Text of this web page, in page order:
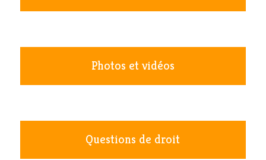
Photos et vidéos
Questions de droit